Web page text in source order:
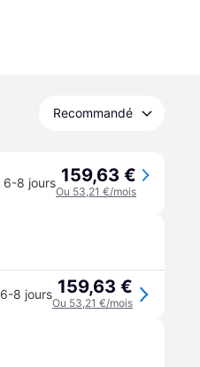
Recommandé
6-8 jours 159,63 €
Ou 53,21 €/mois
6-8 jours 159,63 €
Ou 53,21 €/mois